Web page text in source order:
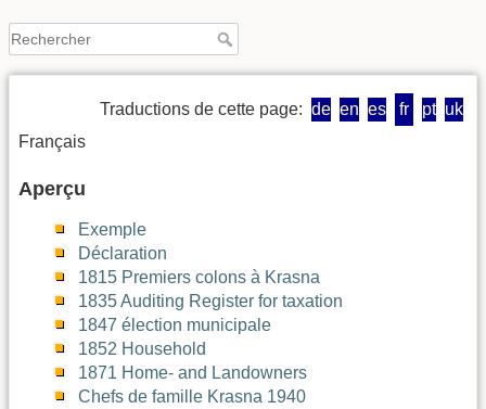
Traductions de cette page: de en es fr pt uk
Français
Aperçu
Exemple
Déclaration
1815 Premiers colons à Krasna
1835 Auditing Register for taxation
1847 élection municipale
1852 Household
1871 Home- and Landowners
Chefs de famille Krasna 1940